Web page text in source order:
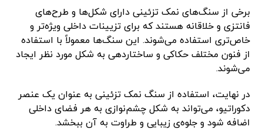
برخی از سنگ‌های نمک تزئینی دارای شکل‌ها و طرح‌های
فانتزی و خلاقانه هستند که برای تزیینات داخلی ویژه‌تر و
خاص‌تری استفاده می‌شوند. این سنگ‌ها معمولاً با استفاده
از فنون مختلف حکاکی و ساختاردهی به شکل مورد نظر ایجاد
می‌شوند.
در نهایت، استفاده از سنگ نمک تزئینی به عنوان یک عنصر
دکوراتیو، می‌تواند به شکل چشم‌نوازی به هر فضای داخلی
اضافه شود و جلوه‌ی زیبایی و طراوت به آن ببخشد.